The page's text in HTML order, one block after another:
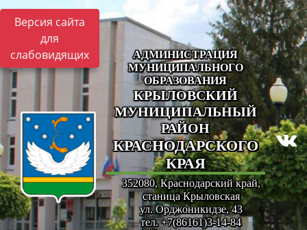
Версия сайта
для
слабовидящих
АДМИНИСТРАЦИЯ
МУНИЦИПАЛЬНОГО
ОБРАЗОВАНИЯ
КРЫЛОВСКИЙ
МУНИЦИПАЛЬНЫЙ
РАЙОН
КРАСНОДАРСКОГО
КРАЯ
352080, Краснодарский край,
станица Крыловская
ул. Орджоникидзе, 43
тел. +7(86161)3-14-84